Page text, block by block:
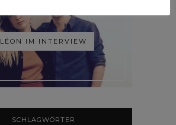
LÉON IM INTERVIEW
SCHLAGWÖRTER